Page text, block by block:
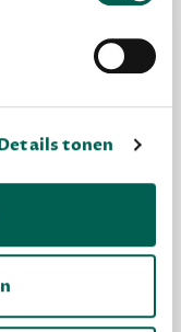
tonen
jou en je